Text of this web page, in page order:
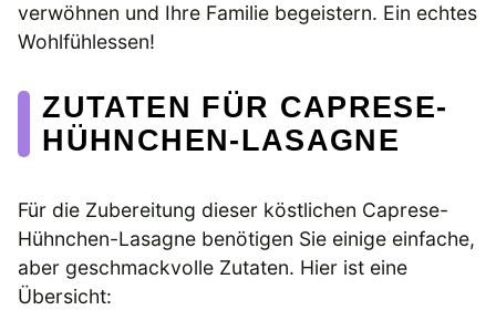
verwöhnen und Ihre Familie begeistern. Ein echtes
Wohlfühlessen!
ZUTATEN FÜR CAPRESE-
HÜHNCHEN-LASAGNE
Für die Zubereitung dieser köstlichen Caprese-
Hühnchen-Lasagne benötigen Sie einige einfache,
aber geschmackvolle Zutaten. Hier ist eine
Übersicht: